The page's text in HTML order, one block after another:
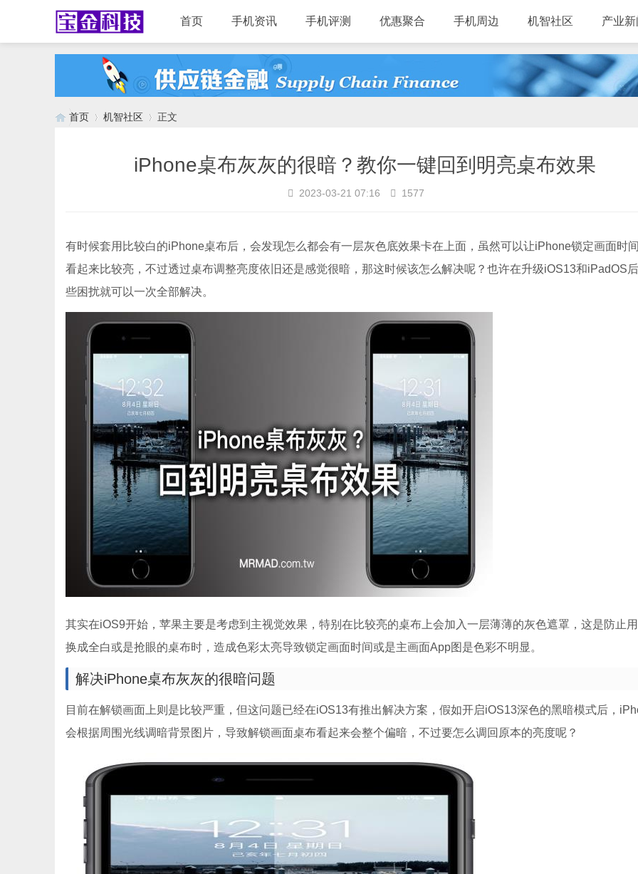
首页 手机资讯 手机评测 优惠聚合 手机周边 机智社区 产业
首页 机智社区 正文
iPhone桌布灰灰的很暗？教你一键回到明亮桌布效果
2023-03-21 07:16 1577
有时候套用比较白的iPhone桌布后，会发现怎么都会有一层灰色底效果卡在上面，虽然可以让iPhone锁定画面时
看起来比较亮，不过透过桌布调整亮度依旧还是感觉很暗，那这时候该怎么解决呢？也许在升级iOS13和iPadOS
些困扰就可以一次全部解决。
其实在iOS9开始，苹果主要是考虑到主视觉效果，特别在比较亮的桌布上会加入一层薄薄的灰色遮罩，这是防止
换成全白或是抢眼的桌布时，造成色彩太亮导致锁定画面时间或是主画面App图是色彩不明显。
解决iPhone桌布灰灰的很暗问题
目前在解锁画面上则是比较严重，但这问题已经在iOS13有推出解决方案，假如开启iOS13深色的黑暗模式后，
会根据周围光线调暗背景图片，导致解锁画面桌布看起来会整个偏暗，不过要怎么调回原本的亮度呢？